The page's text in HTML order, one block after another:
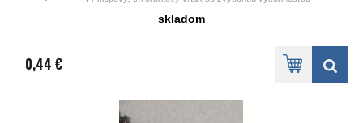
skladom
0,44 €